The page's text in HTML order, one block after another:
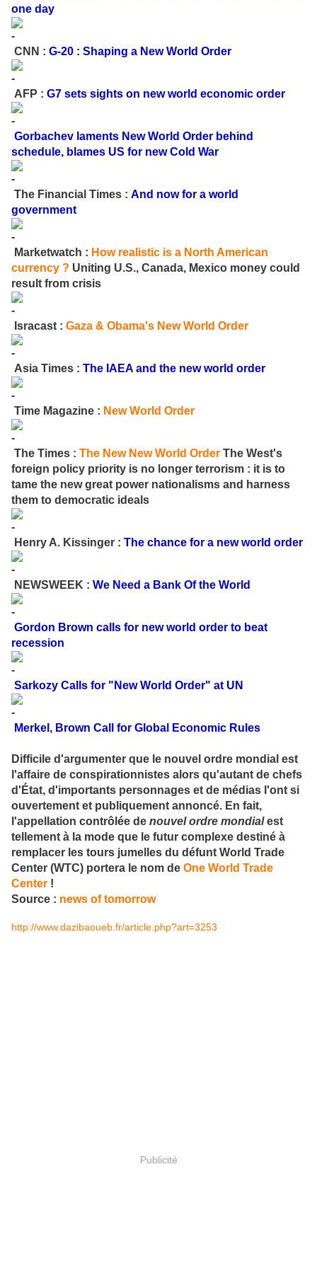
one day
CNN : G-20 : Shaping a New World Order
AFP : G7 sets sights on new world economic order
Gorbachev laments New World Order behind
schedule, blames US for new Cold War
The Financial Times : And now for a world
government
Marketwatch : How realistic is a North American
currency ? Uniting U.S., Canada, Mexico money could
result from crisis
Isracast : Gaza & Obama's New World Order
Asia Times : The IAEA and the new world order
Time Magazine : New World Order
The Times : The New New World Order The West's
foreign policy priority is no longer terrorism : it is to
tame the new great power nationalisms and harness
them to democratic ideals
Henry A. Kissinger : The chance for a new world order
NEWSWEEK : We Need a Bank Of the World
Gordon Brown calls for new world order to beat
recession
Sarkozy Calls for "New World Order" at UN
Merkel, Brown Call for Global Economic Rules
Difficile d'argumenter que le nouvel ordre mondial est
l'affaire de conspirationnistes alors qu'autant de chefs
d'État, d'importants personnages et de médias l'ont si
ouvertement et publiquement annoncé. En fait,
l'appellation contrôlée de nouvel ordre mondialest
tellement à la mode que le futur complexe destiné à
remplacer les tours jumelles du défunt World Trade
Center (WTC) portera le nom de One World Trade
Center !
Source : news of tomorrow
http://www.dazibaoueb.fr/article.php?art=3253
Publicité